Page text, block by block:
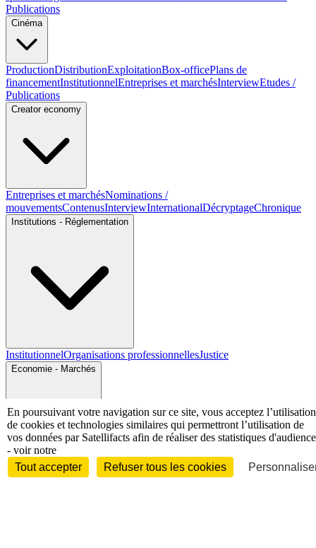
Publications
Cinéma
ProductionDistributionExploitationBox-officePlans de
financementInstitutionnelEntreprises et marchésInterviewEtudes /
Publications
Creator economy
Entreprises et marchésNominations /
mouvementsContenusInterviewInternationalDécryptageChronique
Institutions - Réglementation
InstitutionnelOrganisations professionnellesJustice
Economie - Marchés
Entreprises et marchésTélécomsTechnologiesIndustries
En poursuivant votre navigation sur ce site, vous acceptez l’utilisation
de cookies et technologies similaires qui permettront l’utilisation de
vos données par Satellifacts afin de réaliser des statistiques d'audience
- voir notre
Tout accepter
Refuser tous les cookies